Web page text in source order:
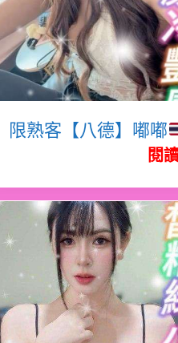
限熟客【八德】嘟嘟
閱